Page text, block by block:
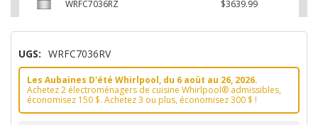
WRFC7036RZ $3639.99
UGS: WRFC7036RV
Les Aubaines D'été Whirlpool, du 6 aoüt au 26, 2026.
Achetez 2 électroménagers de cuisine Whirlpool® admissibles,
économisez 150 $. Achetez 3 ou plus, économisez 300 $ !